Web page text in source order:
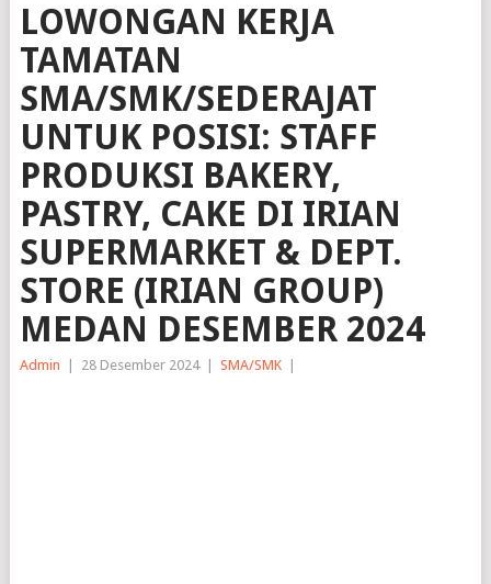
LOWONGAN KERJA
TAMATAN
SMA/SMK/SEDERAJAT
UNTUK POSISI: STAFF
PRODUKSI BAKERY,
PASTRY, CAKE DI IRIAN
SUPERMARKET & DEPT.
STORE (IRIAN GROUP)
MEDAN DESEMBER 2024
Admin 28 Desember 2024 SMA/SMK